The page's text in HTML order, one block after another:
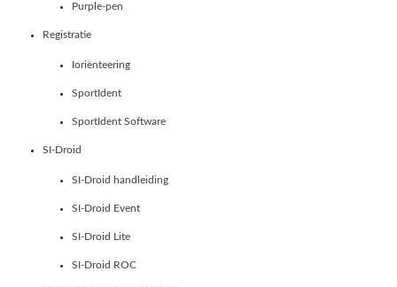
Purple-pen
Registratie
Ioriënteering
SportIdent
SportIdent Software
SI-Droid
SI-Droid handleiding
SI-Droid Event
SI-Droid Lite
SI-Droid ROC